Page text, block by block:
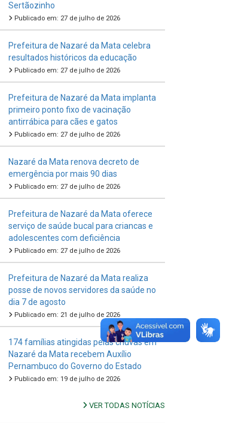
Sertãozinho
Publicado em: 27 de julho de 2026
Prefeitura de Nazaré da Mata celebra
resultados históricos da educação
Publicado em: 27 de julho de 2026
Prefeitura de Nazaré da Mata implanta
primeiro ponto fixo de vacinação
antirrábica para cães e gatos
Publicado em: 27 de julho de 2026
Nazaré da Mata renova decreto de
emergência por mais 90 dias
Publicado em: 27 de julho de 2026
Prefeitura de Nazaré da Mata oferece
serviço de saúde bucal para criancas e
adolescentes com deficiência
Publicado em: 27 de julho de 2026
Prefeitura de Nazaré da Mata realiza
posse de novos servidores da saúde no
dia 7 de agosto
Publicado em: 21 de julho de 2026
174 famílias atingidas pelas chuvas em
Nazaré da Mata recebem Auxílio
Pernambuco do Governo do Estado
Publicado em: 19 de julho de 2026
VER TODAS NOTÍCIAS